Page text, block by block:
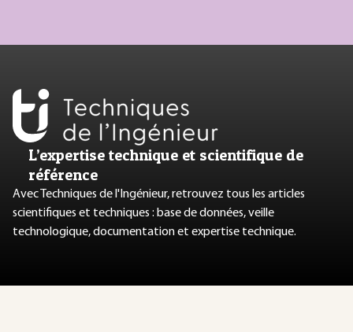
L’expertise technique et scientifique de
référence
Avec Techniques de l'Ingénieur, retrouvez tous les articles
scientifiques et techniques : base de données, veille
technologique, documentation et expertise technique.